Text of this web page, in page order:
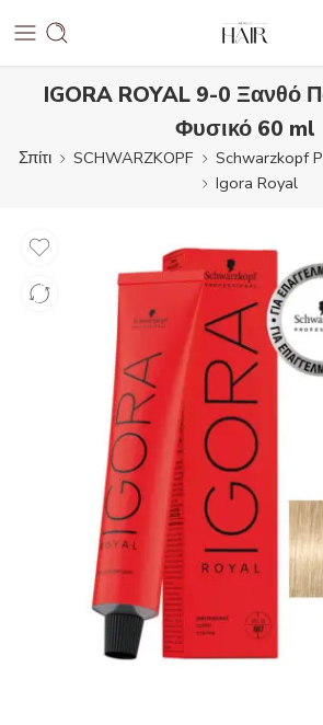
IGORA ROYAL 9-0 Ξανθό
Φυσικό 60 ml
Σπίτι SCHWARZKOPF Schwarzkopf
Igora Royal